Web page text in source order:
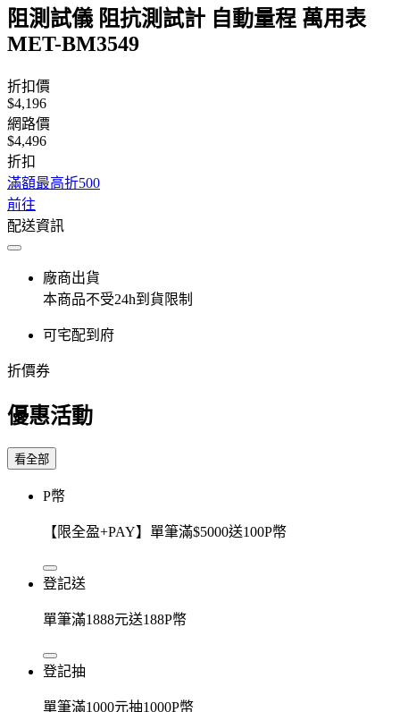
阻測試儀 阻抗測試計 自動量程 萬用表
MET-BM3549
折扣價
$4,196
網路價
$4,496
折扣
滿額最高折500
前往
配送資訊
廠商出貨
本商品不受24h到貨限制
可宅配到府
折價券
優惠活動
看全部
P幣
【限全盈+PAY】單筆滿$5000送100P幣
登記送
單筆滿1888元送188P幣
登記抽
單筆滿1000元抽1000P幣